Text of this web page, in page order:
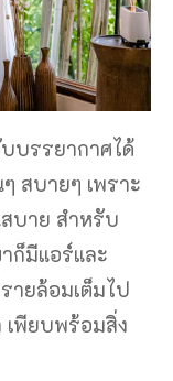
บรรยากาศได้
สบายๆ เพราะ
บาย สำหรับ
ก็มีแอร์และ
ายล้อมเต็มไป
เพียบพร้อมสิ่ง